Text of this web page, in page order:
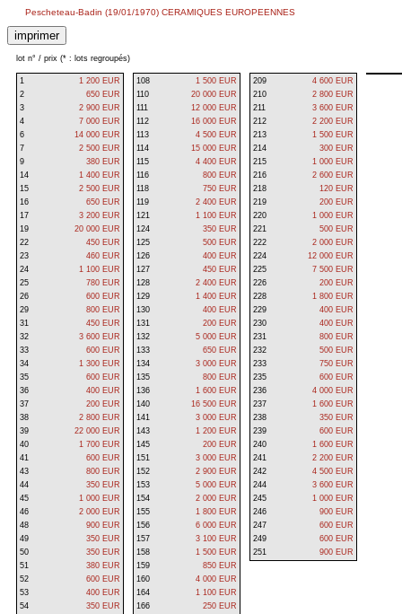
Pescheteau-Badin (19/01/1970) CERAMIQUES EUROPEENNES
lot n° / prix (* : lots regroupés)
1
1 200 EUR
2
650 EUR
3
2 900 EUR
4
7 000 EUR
6
14 000 EUR
7
2 500 EUR
9
380 EUR
14
1 400 EUR
15
2 500 EUR
16
650 EUR
17
3 200 EUR
19
20 000 EUR
22
450 EUR
23
460 EUR
24
1 100 EUR
25
780 EUR
26
600 EUR
29
800 EUR
31
450 EUR
32
3 600 EUR
33
600 EUR
34
1 300 EUR
35
600 EUR
36
400 EUR
37
200 EUR
38
2 800 EUR
39
22 000 EUR
40
1 700 EUR
41
600 EUR
43
800 EUR
44
350 EUR
45
1 000 EUR
46
2 000 EUR
48
900 EUR
49
350 EUR
50
350 EUR
51
380 EUR
52
600 EUR
53
400 EUR
54
350 EUR
108
1 500 EUR
110
20 000 EUR
111
12 000 EUR
112
16 000 EUR
113
4 500 EUR
114
15 000 EUR
115
4 400 EUR
116
800 EUR
118
750 EUR
119
2 400 EUR
121
1 100 EUR
124
350 EUR
125
500 EUR
126
400 EUR
127
450 EUR
128
2 400 EUR
129
1 400 EUR
130
400 EUR
131
200 EUR
132
5 000 EUR
133
650 EUR
134
3 000 EUR
135
800 EUR
136
1 600 EUR
140
16 500 EUR
141
3 000 EUR
143
1 200 EUR
145
200 EUR
151
3 000 EUR
152
2 900 EUR
153
5 000 EUR
154
2 000 EUR
155
1 800 EUR
156
6 000 EUR
157
3 100 EUR
158
1 500 EUR
159
850 EUR
160
4 000 EUR
164
1 100 EUR
166
250 EUR
209
4 600 EUR
210
2 800 EUR
211
3 600 EUR
212
2 200 EUR
213
1 500 EUR
214
300 EUR
215
1 000 EUR
216
2 600 EUR
218
120 EUR
219
200 EUR
220
1 000 EUR
221
500 EUR
222
2 000 EUR
224
12 000 EUR
225
7 500 EUR
226
200 EUR
228
1 800 EUR
229
400 EUR
230
400 EUR
231
800 EUR
232
500 EUR
233
750 EUR
235
600 EUR
236
4 000 EUR
237
1 600 EUR
238
350 EUR
239
600 EUR
240
1 600 EUR
241
2 200 EUR
242
4 500 EUR
244
3 600 EUR
245
1 000 EUR
246
900 EUR
247
600 EUR
249
600 EUR
251
900 EUR